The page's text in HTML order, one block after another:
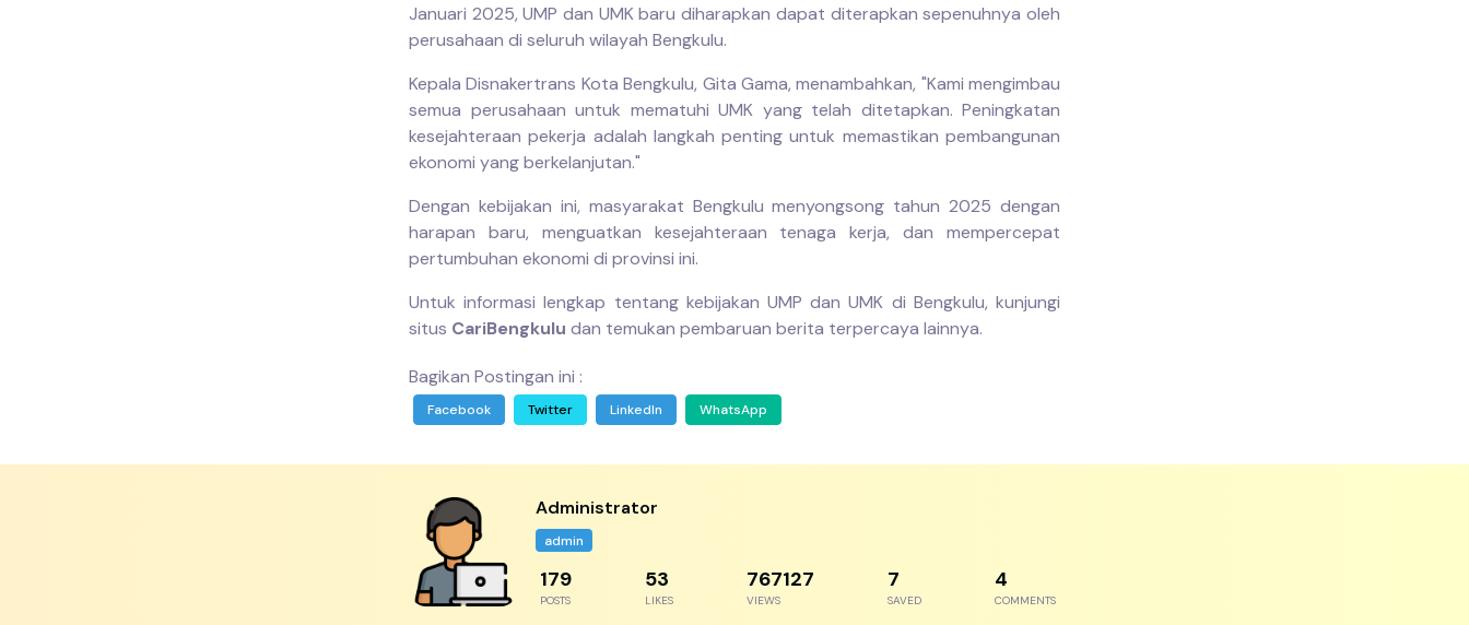
Januari 2025, UMP dan UMK baru diharapkan dapat diterapkan sepenuhnya oleh
perusahaan di seluruh wilayah Bengkulu.
Kepala Disnakertrans Kota Bengkulu, Gita Gama, menambahkan, "Kami mengimbau
semua perusahaan untuk mematuhi UMK yang telah ditetapkan. Peningkatan
kesejahteraan pekerja adalah langkah penting untuk memastikan pembangunan
ekonomi yang berkelanjutan."
Dengan kebijakan ini, masyarakat Bengkulu menyongsong tahun 2025 dengan
harapan baru, menguatkan kesejahteraan tenaga kerja, dan mempercepat
pertumbuhan ekonomi di provinsi ini.
Untuk informasi lengkap tentang kebijakan UMP dan UMK di Bengkulu, kunjungi
situs CariBengkulu dan temukan pembaruan berita terpercaya lainnya.
Bagikan Postingan ini :
Facebook Twitter LinkedIn WhatsApp
Administrator
admin
256
POSTS
77
LIKES
1095896
VIEWS
11
SAVED
7
COMMENTS